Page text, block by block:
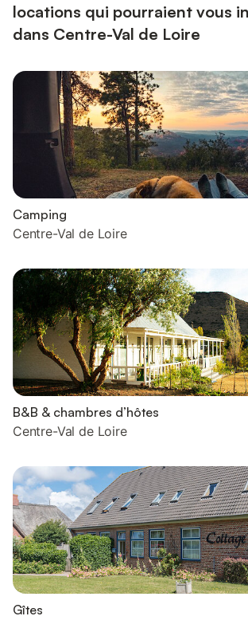
locations qui pourraient vous
dans Centre-Val de Loire
Camping
Centre-Val de Loire
B&B & chambres d’hôtes
Centre-Val de Loire
Gîtes